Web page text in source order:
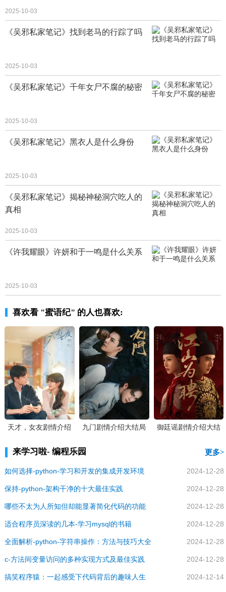
2025-10-03
《吴邪私家笔记》找到老马的行踪了吗
2025-10-03
《吴邪私家笔记》千年女尸不腐的秘密
2025-10-03
《吴邪私家笔记》黑衣人是什么身份
2025-10-03
《吴邪私家笔记》揭秘神秘洞穴吃人的
真相
2025-10-03
《许我耀眼》许妍和于一鸣是什么关系
2025-10-03
喜欢看 "蜜语纪" 的人也喜欢:
天才，女友剧情介绍
九门剧情介绍大结局
御廷谣剧情介绍大结
来学习啦- 编程乐园 更多
2024-12-28
如何选择-python-学习和开发的集成开发环境
2024-12-28
保持-python-架构干净的十大最佳实践
2024-12-28
哪些不太为人所知但却能显著简化代码的功能
2024-12-28
适合程序员深读的几本-学习mysql的书籍
2024-12-28
全面解析-python-字符串操作：方法与技巧大全
2024-12-28
c-方法间变量访问的多种实现方式及最佳实践
2024-12-14
搞笑程序猿：一起感受下代码背后的趣味人生